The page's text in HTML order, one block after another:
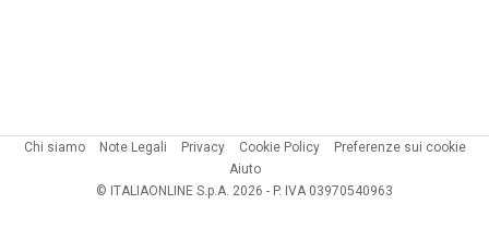
Chi siamo Note Legali Privacy Cookie Policy
Preferenze sui cookie
Aiuto
© ITALIAONLINE S.p.A. 2026 - P. IVA 03970540963